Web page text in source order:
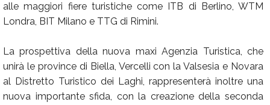
alle maggiori fiere turistiche come ITB di Berlino, WTM
Londra, BIT Milano e TTG di Rimini.
La prospettiva della nuova maxi Agenzia Turistica, che
unirà le province di Biella, Vercelli con la Valsesia e Novara
al Distretto Turistico dei Laghi, rappresenterà inoltre una
nuova importante sfida, con la creazione della seconda